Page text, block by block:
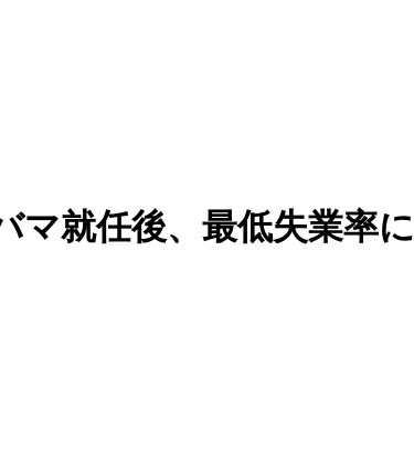
マ就任後、最低失業率に